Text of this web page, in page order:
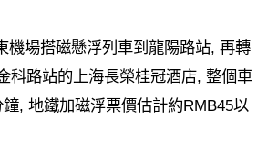
機場搭磁懸浮列車到龍陽路站, 再轉
科路站的上海長榮桂冠酒店, 整個車
, 地鐵加磁浮票價估計約RMB45以